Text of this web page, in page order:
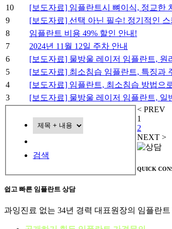
10
[보도자료] 임플란트시 뼈이식, 정교한
9
[보도자료] 선택 아닌 필수! 정기적인
8
임플란트 비용 49% 할인 안내!
7
2024년 11월 12일 주차 안내
6
[보도자료] 물방울 레이저 임플란트, 원
5
[보도자료] 최소침습 임플란트, 특징과
4
[보도자료] 임플란트, 최소침습 방법으
3
[보도자료] 물방울 레이저 임플란트, 일
검색
< PREV
1
2
NEXT >
QUICK
쉽고 빠른 임플란트 상담
과잉진료 없는 34년 경력 대표원장의 임플란트